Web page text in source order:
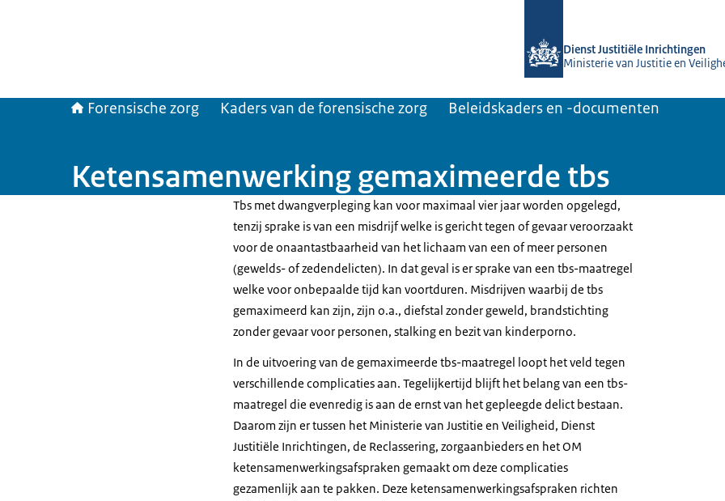
Dienst Justitiële Inrichtingen
Ministerie van Justitie en
Forensische zorg Kaders van de forensische zorg Beleidskaders en -documenten
Ketensamenwerking gemaximeerde tbs
Tbs met dwangverpleging kan voor maximaal vier jaar worden opgelegd,
tenzij sprake is van een misdrijf welke is gericht tegen of gevaar veroorzaakt
voor de onaantastbaarheid van het lichaam van een of meer personen
(gewelds- of zedendelicten). In dat geval is er sprake van een tbs-maatregel
welke voor onbepaalde tijd kan voortduren. Misdrijven waarbij de tbs
gemaximeerd kan zijn, zijn o.a., diefstal zonder geweld, brandstichting
zonder gevaar voor personen, stalking en bezit van kinderporno.
In de uitvoering van de gemaximeerde tbs-maatregel loopt het veld tegen
verschillende complicaties aan. Tegelijkertijd blijft het belang van een tbs-
maatregel die evenredig is aan de ernst van het gepleegde delict bestaan.
Daarom zijn er tussen het Ministerie van Justitie en Veiligheid, Dienst
Justitiële Inrichtingen, de Reclassering, zorgaanbieders en het OM
ketensamenwerkingsafspraken gemaakt om deze complicaties
gezamenlijk aan te pakken. Deze ketensamenwerkingsafspraken richten